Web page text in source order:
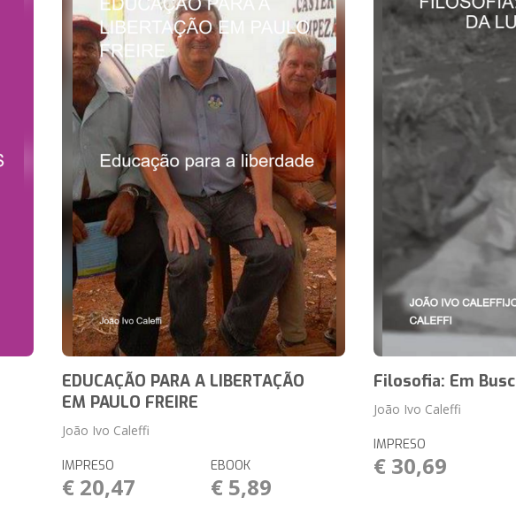
EDUCAÇÃO PARA A LIBERTAÇÃO
EM PAULO FREIRE
João Ivo Caleffi
IMPRESO
€ 20,47
EBOOK
€ 5,89
Filosofia: Em
João Ivo Caleffi
IMPRESO
€ 30,69